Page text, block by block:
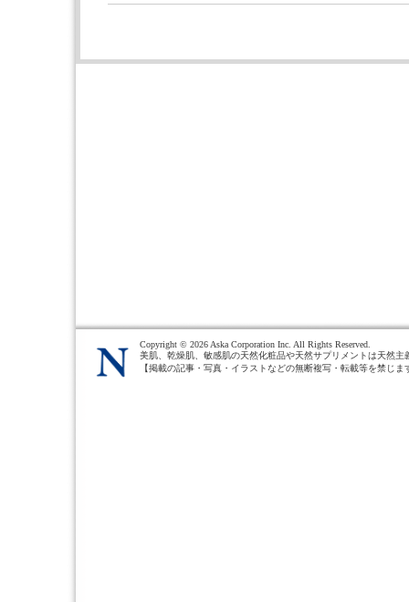
Copyright © 2026 Aska Corporation Inc. All Rights Reserved.
美肌、乾燥肌、敏感肌の天然化粧品や天然サプリメントは天然主
【掲載の記事・写真・イラストなどの無断複写・転載等を禁じま